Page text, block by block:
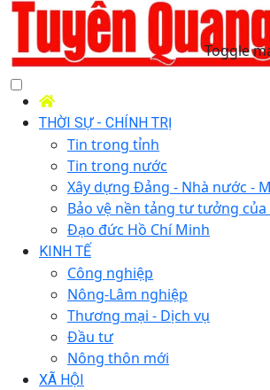
Toggle
THỜI SỰ - CHÍNH TRỊ
Tin trong tỉnh
Tin trong nước
Xây dựng Đảng - Nhà nước -
Bảo vệ nền tảng tư tưởng
Đạo đức Hồ Chí Minh
KINH TẾ
Công nghiệp
Nông-Lâm nghiệp
Thương mại - Dịch vụ
Đầu tư
Nông thôn mới
XÃ HỘI